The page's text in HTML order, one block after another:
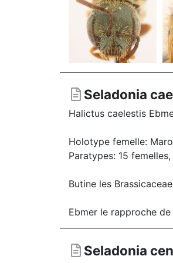
Seladonia
Halictus caelestis
Holotype femelle:
Paratypes: 15
Butine les
Ebmer le rapproche
Seladonia